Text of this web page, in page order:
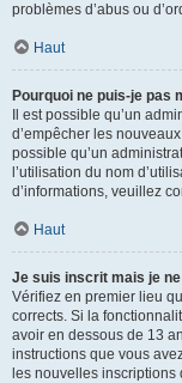
problèmes d’abus ou
Haut
Pourquoi ne puis-je pas
Il est possible qu’un
d’empêcher les
possible qu’un
l’utilisation du nom
d’informations, veuillez
Haut
Je suis inscrit mais je
Vérifiez en premier lieu
corrects. Si la
avoir en dessous de 13
instructions que vous
les nouvelles